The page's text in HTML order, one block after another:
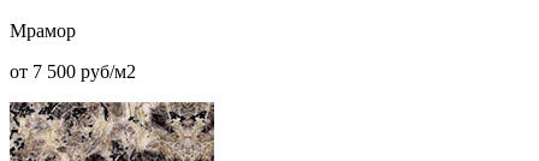
Мрамор
от 7 500 руб/м2